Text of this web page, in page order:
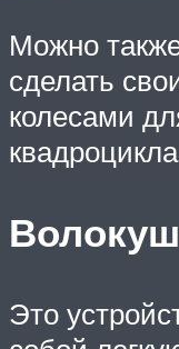
Можно
сделать
колесами
Это